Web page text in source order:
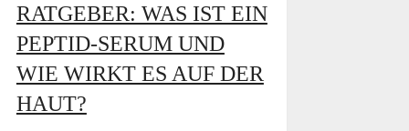
RATGEBER: WAS IST EIN
PEPTID-SERUM UND
WIE WIRKT ES AUF DER
HAUT?